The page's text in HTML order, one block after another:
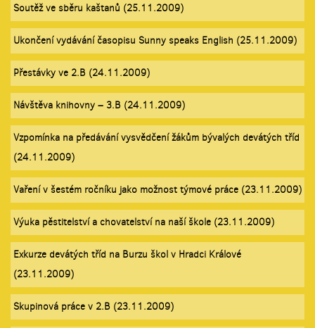
Soutěž ve sběru kaštanů (25.11.2009)
Ukončení vydávání časopisu Sunny speaks English (25.11.2009)
Přestávky ve 2.B (24.11.2009)
Návštěva knihovny – 3.B (24.11.2009)
Vzpomínka na předávání vysvědčení žákům bývalých devátých tříd
(24.11.2009)
Vaření v šestém ročníku jako možnost týmové práce (23.11.2009)
Výuka pěstitelství a chovatelství na naší škole (23.11.2009)
Exkurze devátých tříd na Burzu škol v Hradci Králové
(23.11.2009)
Skupinová práce v 2.B (23.11.2009)